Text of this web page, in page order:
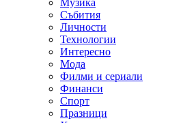
Музика
Събития
Личности
Технологии
Интересно
Мода
Филми и сериали
Финанси
Спорт
Празници